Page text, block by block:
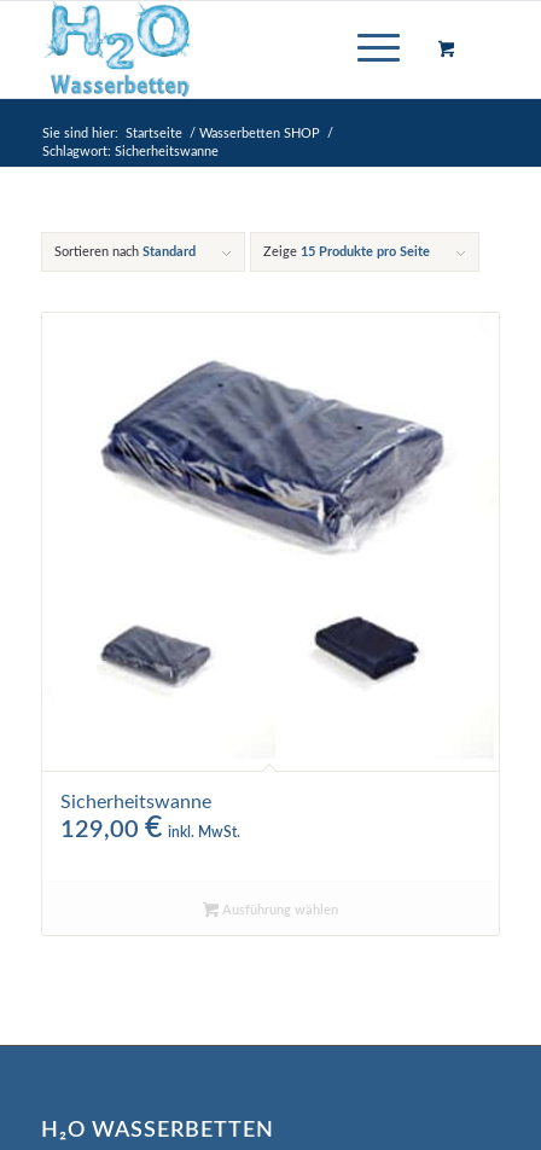
Sie sind hier: Startseite / Wasserbetten SHOP
/
Schlagwort: Sicherheitswanne
Sortieren nach Standard Zeige 15 Produkte pro Seite
Sicherheitswanne
129,00 € inkl. MwSt.
Ausführung wählen
H₂O WASSERBETTEN